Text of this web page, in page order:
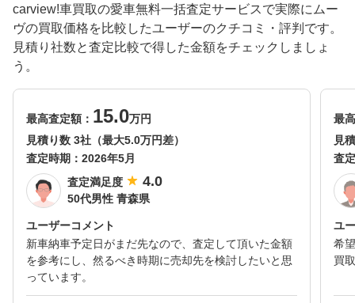
carview!車買取の愛車無料一括査定サービスで実際にムー
ヴの買取価格を比較したユーザーのクチコミ・評判です。
見積り社数と査定比較で得した金額をチェックしましょ
う。
最高査定額： 15.0万円
見積り数 3社（最大5.0万円差）
査定時期： 2026年5月
査定満足度
4.0
50代男性 青森県
ユーザーコメント
新車納車予定日がまだ先なので、査定して頂いた金額
を参考にし、然るべき時期に売却先を検討したいと思
っています。
最
見
査
ユ
希
買